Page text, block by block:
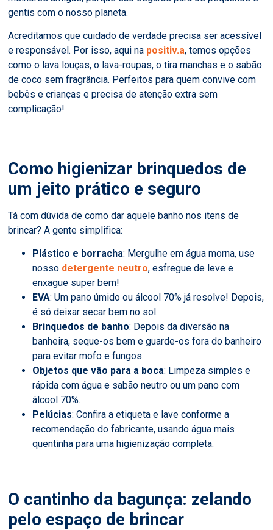
gentis com o nosso planeta.
Acreditamos que cuidado de verdade precisa ser acessível
e responsável. Por isso, aqui na positiv.a, temos opções
como o lava louças, o lava-roupas, o tira manchas e o sabão
de coco sem fragrância. Perfeitos para quem convive com
bebês e crianças e precisa de atenção extra sem
complicação!
Como higienizar brinquedos de
um jeito prático e seguro
Tá com dúvida de como dar aquele banho nos itens de
brincar? A gente simplifica:
Plástico e borracha: Mergulhe em água morna, use
nosso detergente neutro, esfregue de leve e
enxague super bem!
EVA: Um pano úmido ou álcool 70% já resolve! Depois,
é só deixar secar bem no sol.
Brinquedos de banho: Depois da diversão na
banheira, seque-os bem e guarde-os fora do banheiro
para evitar mofo e fungos.
Objetos que vão para a boca: Limpeza simples e
rápida com água e sabão neutro ou um pano com
álcool 70%.
Pelúcias: Confira a etiqueta e lave conforme a
recomendação do fabricante, usando água mais
quentinha para uma higienização completa.
O cantinho da bagunça: zelando
pelo espaço de brincar